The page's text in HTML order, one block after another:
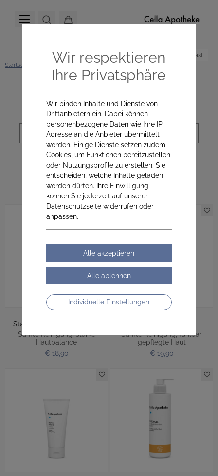
Hoher Kontrast
Startseite Alle Produkte
Sortierung
Reinigung
Stärkende Reinigungsmilch
Sanfte Reinigung, starke
Hautbalance
€ 18,90
Sanfte Reinigung, fühlbar
gepflegte Haut
€ 19,90
Wir respektieren
Ihre Privatsphäre
Wir binden Inhalte und Dienste von
Drittanbietern ein. Dabei können
personenbezogene Daten wie Ihre IP-
Adresse an die Anbieter übermittelt
werden. Einige Dienste setzen zudem
Cookies, um Funktionen bereitzustellen
oder Nutzungsprofile zu erstellen. Sie
entscheiden, welche Inhalte geladen
werden dürfen. Ihre Einwilligung
können Sie jederzeit auf unserer
Datenschutzseite widerrufen oder
anpassen.
Individuelle Einstellungen